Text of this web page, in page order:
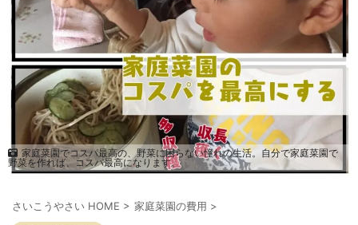
家庭菜園でコスパ最高の、野菜に困らない憧れの生活。自分で家庭菜園で
野菜を作れば、コスパ最高になります。
さいこうやさい HOME > 家庭菜園の費用 >